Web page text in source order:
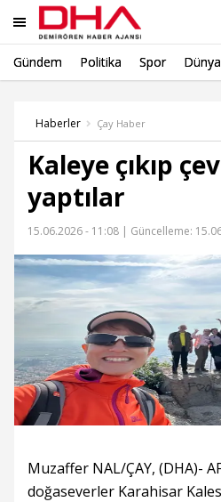
Gündem Politika Spor Dünya
Haberler Çay Haber
Kaleye çıkıp
yaptılar
15.06.2026 - 11:08 | Güncelleme:
Muzaffer NAL/ÇAY, (DHA)-
doğaseverler Karahisar